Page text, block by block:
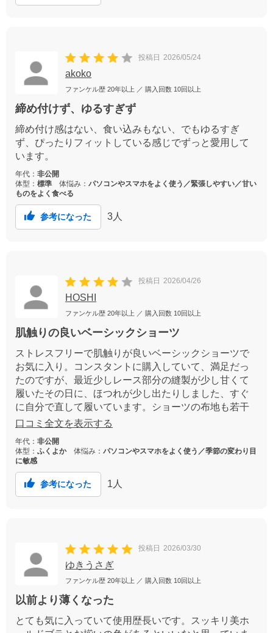
投稿日 2026/05/24
akoko
ファンケル歴 20年以上 ／ 購入回数 10回以上
締め付けず、ゆるすぎず
締め付け感はない、食い込みもない、でもゆるすぎ
ず、ぴったりフィットしている感じでずっと愛用して
います。
年代： 非公開
体型： 標準 体悩み： パソコンやスマホをよく使う／緊張しやすい／甘い
ものをよく食べる
参考になった 3人
投稿日 2026/04/26
HOSHI
ファンケル歴 20年以上 ／ 購入回数 10回以上
肌触りの良いベーシックショーツ
ストレスフリーで肌触りが良いベーシックショーツで
お気に入り。コンスタントに購入していて、満足だっ
たのですが、最近少しレース部分の縫製が少し甘くて
履いたその日に、ほつれが少し出たりしました、すぐ
に自分で直して履いています。ショーツの布地も若干
薄くなったように感じますが、まずまず満足していま
口コミ全文を表示する
年代： 非公開
体型： ふくよか体悩み： パソコンやスマホをよく使う／季節の変わり目
に敏感
参考になった 1 人
投稿日 2026/03/30
ゆきうさぎ
ファンケル歴 20年以上 ／ 購入回数 10回以上
以前より薄くなった
とても気に入っていて使用歴長いです。スッキリ美ホ